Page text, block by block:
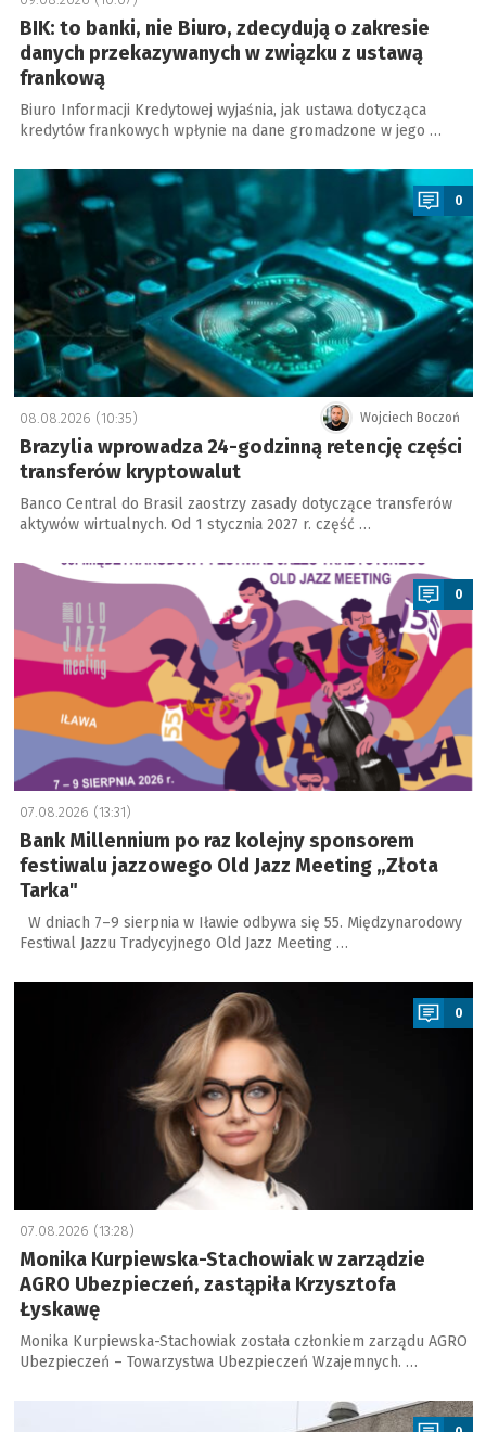
BIK: to banki, nie Biuro, zdecydują o zakresie
danych przekazywanych w związku z ustawą
frankową
Biuro Informacji Kredytowej wyjaśnia, jak ustawa dotycząca
kredytów frankowych wpłynie na dane gromadzone w jego …
a
0
Wojciech Boczoń
08.08.2026 (10:35)
Brazylia wprowadza 24-godzinną retencję części
transferów kryptowalut
Banco Central do Brasil zaostrzy zasady dotyczące transferów
aktywów wirtualnych. Od 1 stycznia 2027 r. część …
a
0
07.08.2026 (13:31)
Bank Millennium po raz kolejny sponsorem
festiwalu jazzowego Old Jazz Meeting „Złota
Tarka"
W dniach 7–9 sierpnia w Iławie odbywa się 55. Międzynarodowy
Festiwal Jazzu Tradycyjnego Old Jazz Meeting …
a
0
07.08.2026 (13:28)
Monika Kurpiewska-Stachowiak w zarządzie
AGRO Ubezpieczeń, zastąpiła Krzysztofa
Łyskawę
Monika Kurpiewska-Stachowiak została członkiem zarządu AGRO
Ubezpieczeń – Towarzystwa Ubezpieczeń Wzajemnych. …